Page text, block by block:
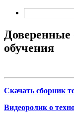
обучения
Скачать сборник
Видеоролик о